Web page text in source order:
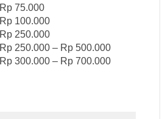
Rp 75.000
Rp 100.000
Rp 250.000
Rp 250.000 – Rp 500.000
Rp 300.000 – Rp 700.000